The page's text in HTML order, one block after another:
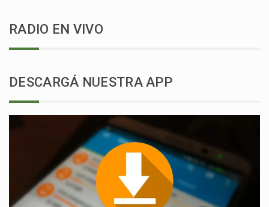
RADIO EN VIVO
DESCARGÁ NUESTRA APP